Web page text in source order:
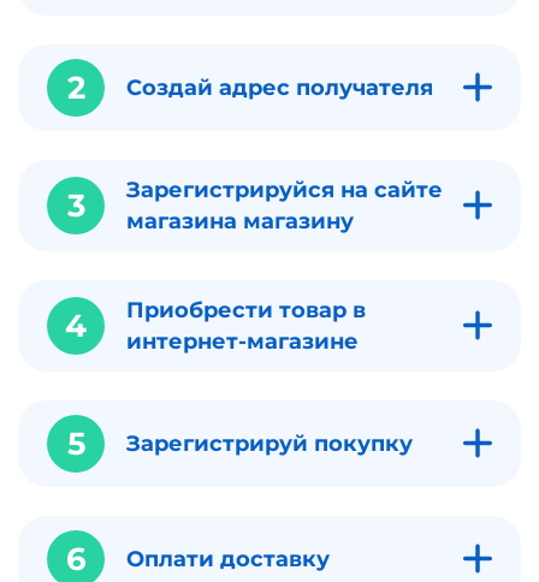
2 Создай адрес получателя
3
Зарегистрируйся на сайте
магазина магазину
4
Приобрести товар в
интернет-магазине
5 Зарегистрируй покупку
6 Оплати доставку